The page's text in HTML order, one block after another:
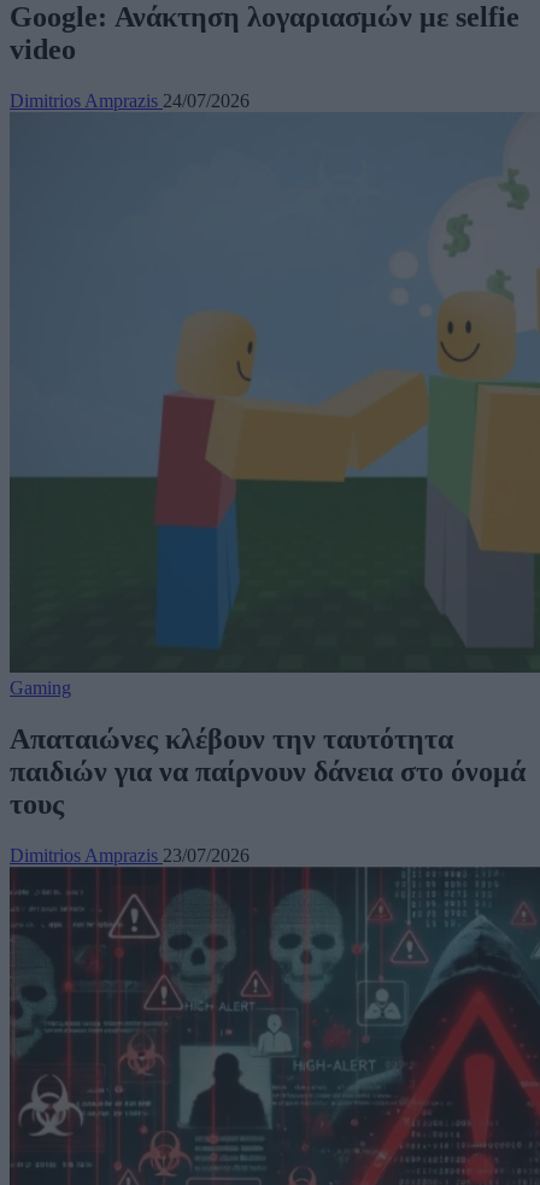
Google: Ανάκτηση λογαριασμών με selfie
video
Dimitrios Amprazis 24/07/2026
Gaming
Απαταιώνες κλέβουν την ταυτότητα
παιδιών για να παίρνουν δάνεια στο όνομά
τους
Dimitrios Amprazis 23/07/2026